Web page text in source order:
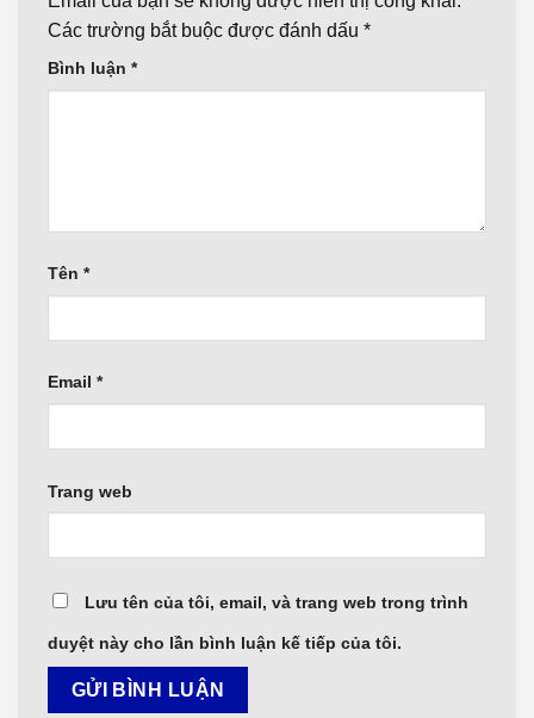
Các trường bắt buộc được đánh dấu *
Bình luận *
Tên *
Email *
Trang web
Lưu tên của tôi, email, và trang web trong trình
duyệt này cho lần bình luận kế tiếp của tôi.